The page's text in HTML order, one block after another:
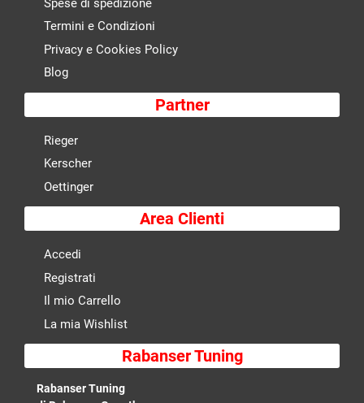
Spese di spedizione
Termini e Condizioni
Privacy e Cookies Policy
Blog
Partner
Rieger
Kerscher
Oettinger
Area Clienti
Accedi
Registrati
Il mio Carrello
La mia Wishlist
Rabanser Tuning
Rabanser Tuning